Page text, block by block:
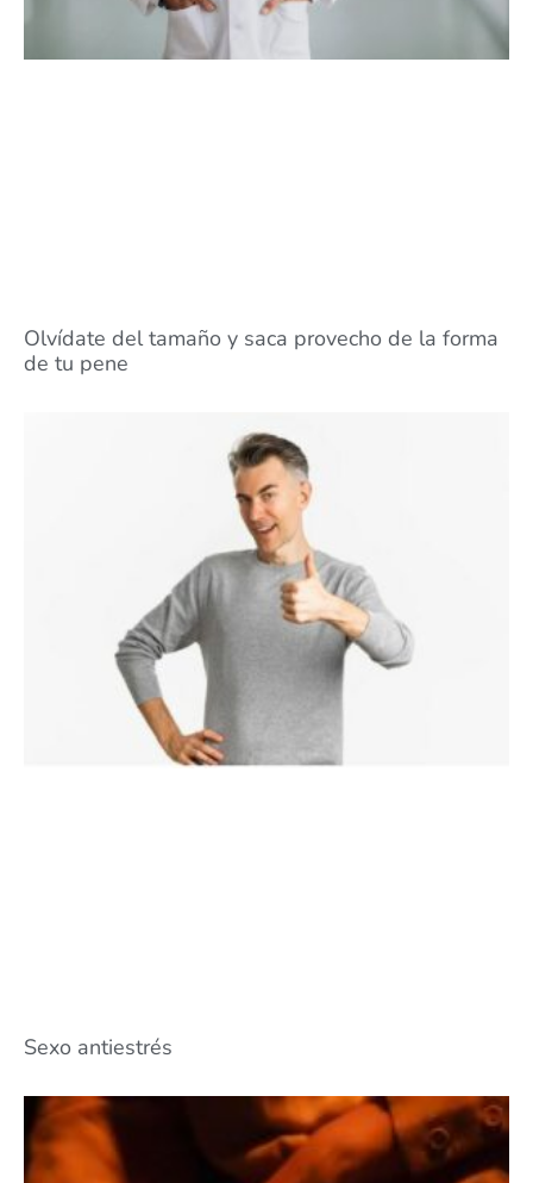
Olvídate del tamaño y saca provecho de la forma
de tu pene
Sexo antiestrés